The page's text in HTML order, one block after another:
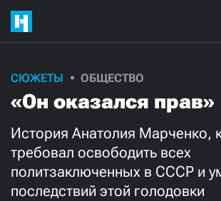
СЮЖЕТЫ ОБЩЕСТВО
«Он оказался прав»
История Анатолия Марченко,
требовал освободить всех
политзаключенных в СССР и
последствий этой голодовки
Поддержите
нашу работу!
Ежемесячно
3000